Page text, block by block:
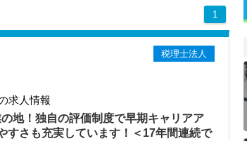
1
税理士法人
求人情報
地！独自の評価制度で早期キャリアア
すさも充実しています！＜17年間連続で